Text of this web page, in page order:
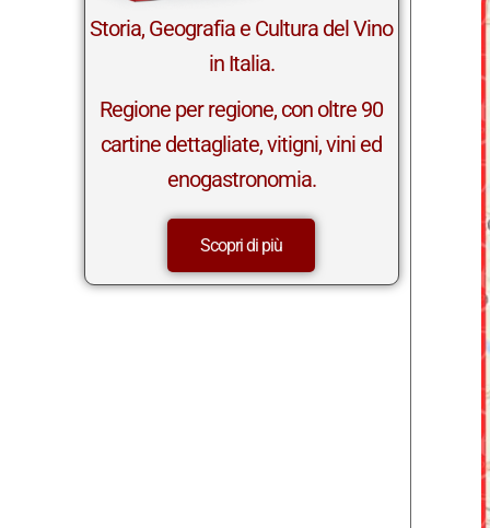
Storia, Geografia e Cultura del Vino
in Italia.
Regione per regione, con oltre 90
cartine dettagliate, vitigni, vini ed
enogastronomia.
Scopri di più